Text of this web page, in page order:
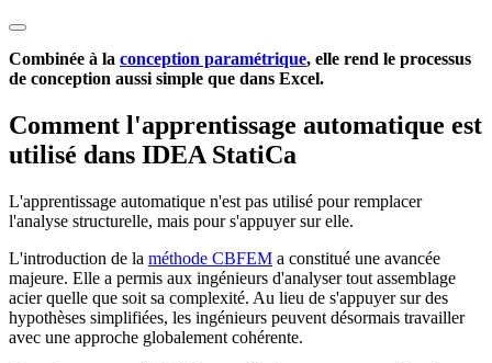
Combinée à la conception paramétrique, elle rend le processus
de conception aussi simple que dans Excel.
Comment l'apprentissage automatique est
utilisé dans IDEA StatiCa
L'apprentissage automatique n'est pas utilisé pour remplacer
l'analyse structurelle, mais pour s'appuyer sur elle.
L'introduction de la méthode CBFEM a constitué une avancée
majeure. Elle a permis aux ingénieurs d'analyser tout assemblage
acier quelle que soit sa complexité. Au lieu de s'appuyer sur des
hypothèses simplifiées, les ingénieurs peuvent désormais travailler
avec une approche globalement cohérente.